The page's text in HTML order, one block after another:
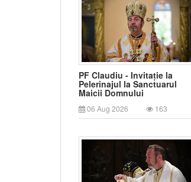
PF Claudiu - Invitație la
Pelerinajul la Sanctuarul
Maicii Domnului
06 Aug 2026 163